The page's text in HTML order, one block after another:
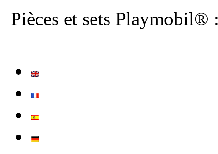
Pièces et sets Playmobil®